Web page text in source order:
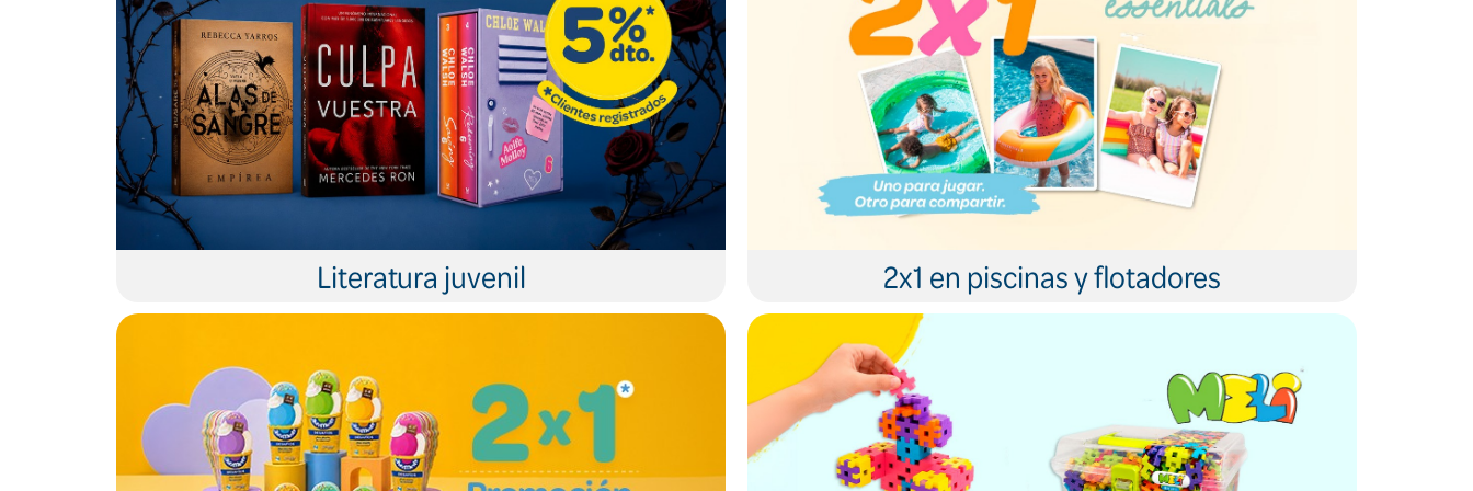
Literatura juvenil 2x1 en piscinas y flotadores